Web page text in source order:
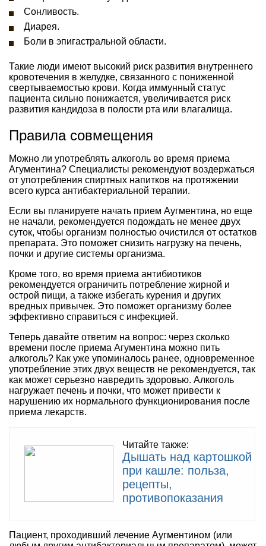
Сонливость.
Диарея.
Боли в эпигастральной области.
Такие люди имеют высокий риск развития внутреннего
кровотечения в желудке, связанного с пониженной
свертываемостью крови. Когда иммунный статус
пациента сильно понижается, увеличивается риск
развития кандидоза в полости рта или влагалища.
Правила совмещения
Можно ли употреблять алкоголь во время приема
Агументина? Специалисты рекомендуют воздержаться
от употребления спиртных напитков на протяжении
всего курса антибактериальной терапии.
Если вы планируете начать прием Аугментина, но еще
не начали, рекомендуется подождать не менее двух
суток, чтобы организм полностью очистился от остатков
препарата. Это поможет снизить нагрузку на печень,
почки и другие системы организма.
Кроме того, во время приема антибиотиков
рекомендуется ограничить потребление жирной и
острой пищи, а также избегать курения и других
вредных привычек. Это поможет организму более
эффективно справиться с инфекцией.
Теперь давайте ответим на вопрос: через сколько
времени после приема Агументина можно пить
алкоголь? Как уже упоминалось ранее, одновременное
употребление этих двух веществ не рекомендуется, так
как может серьезно навредить здоровью. Алкоголь
нагружает печень и почки, что может привести к
нарушению их нормального функционирования после
приема лекарств.
Читайте также:
Дышать над картошкой
при кашле: польза,
рецепты,
противопоказания
Пациент, проходивший лечение Аугментином (или